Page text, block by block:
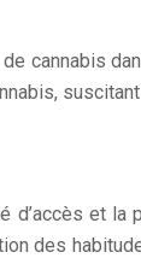
cannabis
et
des